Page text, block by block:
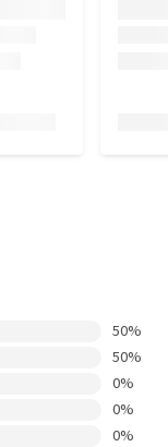
50%
50%
0%
0%
0%